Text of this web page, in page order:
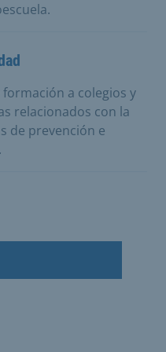
a colegios y
relacionados con la
de prevención e